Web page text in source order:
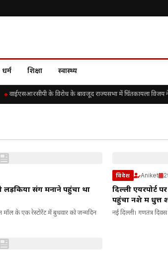
धर्म शिक्षा स्वास्थ्य
वाईएसआरसीपी के विरोध के बावजूद राज्यसभा में चिंतकायला विजय ने
लड़कियों संग मनाने पहुंचा था
मॉल के एक रेस्टोरेंट में बुधवार को जन्मदिन
विदेश Aniket
दिल्ली एयरपोर्ट
पहुंचा नशे में धुत्त
नई दिल्ली। गणतंत्र